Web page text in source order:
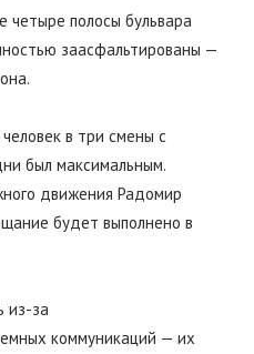
полосы бульвара
заасфальтированы —
в три смены с
был максимальным.
движения Радомир
будет выполнено в
из-за
коммуникаций — их